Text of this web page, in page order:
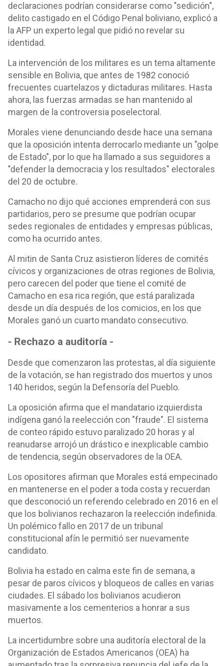
declaraciones podrían considerarse como "sedición",
delito castigado en el Código Penal boliviano, explicó a
la AFP un experto legal que pidió no revelar su
identidad.
La intervención de los militares es un tema altamente
sensible en Bolivia, que antes de 1982 conoció
frecuentes cuartelazos y dictaduras militares. Hasta
ahora, las fuerzas armadas se han mantenido al
margen de la controversia poselectoral.
Morales viene denunciando desde hace una semana
que la oposición intenta derrocarlo mediante un "golpe
de Estado", por lo que ha llamado a sus seguidores a
"defender la democracia y los resultados" electorales
del 20 de octubre.
Camacho no dijo qué acciones emprenderá con sus
partidarios, pero se presume que podrían ocupar
sedes regionales de entidades y empresas públicas,
como ha ocurrido antes.
Al mitin de Santa Cruz asistieron líderes de comités
cívicos y organizaciones de otras regiones de Bolivia,
pero carecen del poder que tiene el comité de
Camacho en esa rica región, que está paralizada
desde un día después de los comicios, en los que
Morales ganó un cuarto mandato consecutivo.
- Rechazo a auditoría -
Desde que comenzaron las protestas, al día siguiente
de la votación, se han registrado dos muertos y unos
140 heridos, según la Defensoría del Pueblo.
La oposición afirma que el mandatario izquierdista
indígena ganó la reelección con "fraude". El sistema
de conteo rápido estuvo paralizado 20 horas y al
reanudarse arrojó un drástico e inexplicable cambio
de tendencia, según observadores de la OEA.
Los opositores afirman que Morales está empecinado
en mantenerse en el poder a toda costa y recuerdan
que desconoció un referendo celebrado en 2016 en el
que los bolivianos rechazaron la reelección indefinida.
Un polémico fallo en 2017 de un tribunal
constitucional afín le permitió ser nuevamente
candidato.
Bolivia ha estado en calma este fin de semana, a
pesar de paros cívicos y bloqueos de calles en varias
ciudades. El sábado los bolivianos acudieron
masivamente a los cementerios a honrar a sus
muertos.
La incertidumbre sobre una auditoría electoral de la
Organización de Estados Americanos (OEA) ha